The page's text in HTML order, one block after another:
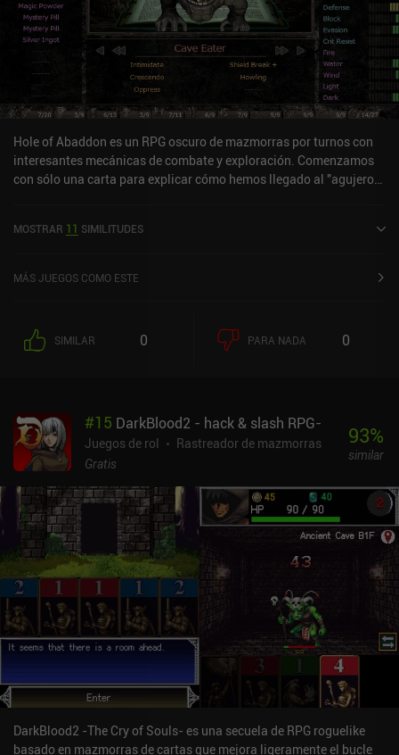
Hole of Abaddon es un RPG oscuro de mazmorras por turnos con
interesantes mecánicas de combate y exploración. Comenzamos
con sólo una carta para explicar cómo hemos llegado al "agujero
no necesitamos y vende todo tipo de cosas útiles, como libros y
gira en torno a la exploración de una mazmorra para encontrar
algo diferente a la de la mayoría de los RPG, ya que sólo ganamos
puntos de habilidad en ciertos niveles que también requieren más
cuenta con sprites generados por la IA, y una función de auto-
batalla y auto-búsqueda para que apenas tengas que hacer nada
manualmente. También hay anuncios forzados, aunque se nos
interrumpen la jugabilidad, ya que sólo aparecen cuando salimos
de un menú. Por otro lado, la exploración, la artesanía y el
combate se desarrollan de forma muy parecida a la mayoría de los
RPG en primera persona por turnos, aunque sólo podemos
movernos hacia delante y hacia atrás. Es una extraña mezcla de lo
viejo y lo nuevo. A pesar de los defectos, la naturaleza relajante del
juego me ha parecido bastante agradable. Y aunque la música de
cada zona es simplemente "aceptable", hay muchos sonidos
atmosféricos que ayudan a dar vida al mundo, y especialmente a
forzados, anuncios incentivados y un iAP de 5,99 $ para eliminar
todos los anuncios. En general, vale la pena probarlo para
cualquier fan de los RPG de la vieja escuela.
MOSTRAR 11 SIMILITUDES
MÁS JUEGOS COMO ESTE
SIMILAR 0 PARA NADA 0
#15 DarkBlood2 - hack & slash RPG-
Juegos de rol
Rastreador de mazmorras
Gratis
93%
similar
DarkBlood2 -The Cry of Souls- es una secuela de RPG roguelike
basado en mazmorras de cartas que mejora ligeramente el bucle